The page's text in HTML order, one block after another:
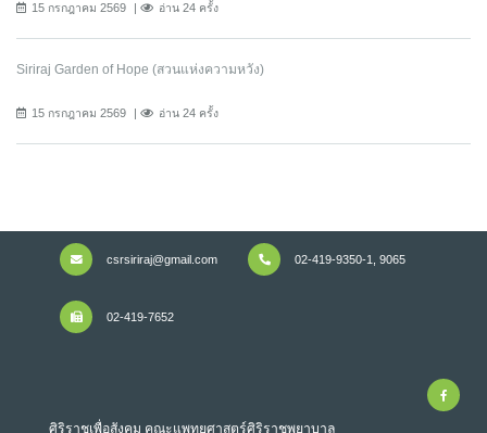
15 กรกฎาคม 2569 อ่าน 24 ครั้ง
Siriraj Garden of Hope (สวนแห่งความหวัง)
15 กรกฎาคม 2569 อ่าน 24 ครั้ง
csrsiriraj@gmail.com 02-419-9350-1, 9065
02-419-7652
ศิริราชเพื่อสังคม คณะแพทยศาสตร์ศิริราชพยาบาล